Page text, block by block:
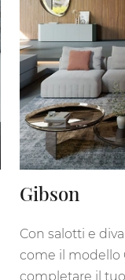
Gibson
Con salotti e
come il modello
completare il